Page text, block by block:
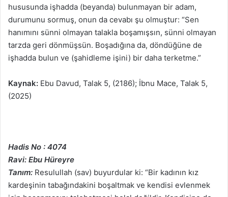
hususunda işhadda (beyanda) bulunmayan bir adam,
durumunu sormuş, onun da cevabı şu olmuştur: “Sen
hanımını sünni olmayan talakla boşamışsın, sünni olmayan
tarzda geri dönmüşsün. Boşadığına da, döndüğüne de
işhadda bulun ve (şahidleme işini) bir daha terketme.”
Kaynak: Ebu Davud, Talak 5, (2186); İbnu Mace, Talak 5,
(2025)
Hadis No : 4074
Ravi: Ebu Hüreyre
Tanım: Resulullah (sav) buyurdular ki: “Bir kadının kız
kardeşinin tabağındakini boşaltmak ve kendisi evlenmek